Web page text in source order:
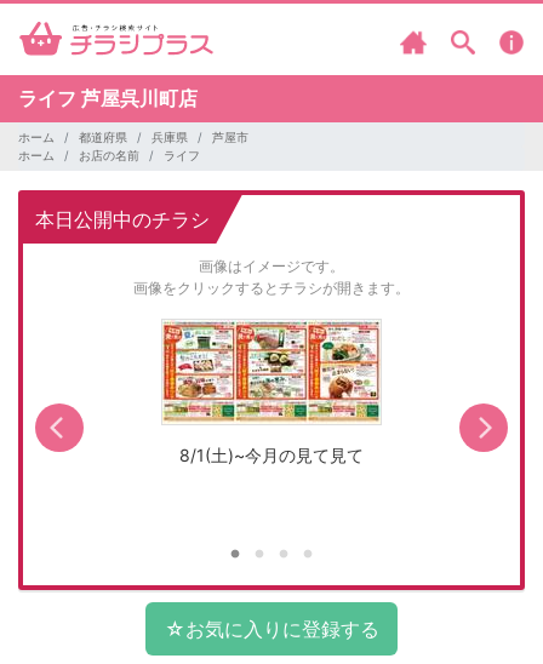
ライフ 芦屋呉川町店
ホーム 都道府県 兵庫県
芦屋市
ホーム
お店の名前 ライフ
本日公開中のチラシ
画像はイメージです。
画像をクリックするとチラシが開きます。
8/1(土)~今月の見て見て